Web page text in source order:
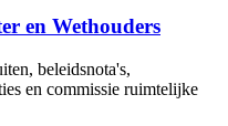
en Wethouders
beleidsnota's,
en commissie ruimtelijke